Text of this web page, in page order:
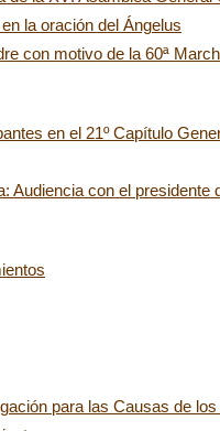
la oración del Ángelus
con motivo de la 60ª
en el 21º Capítulo
Audiencia con el presidente
para las Causas de